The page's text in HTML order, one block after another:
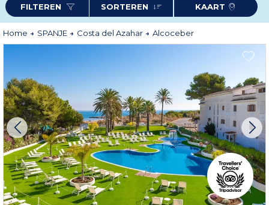
een stel, een gezin of een groep vrienden bent: laat u verleiden tot een
ontspannende vakantie en ga naar een van de mooiste mediterrane
bestemmingen in Spanje!
FILTEREN SORTEREN KAART
Home SPANJE Costa del Azahar Alcoceber